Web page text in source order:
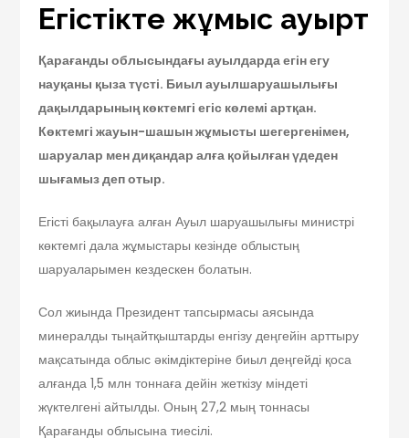
Егістікте жұмыс қауырт
Қарағанды облысындағы ауылдарда егін егу
науқаны қыза түсті. Биыл ауылшаруашылығы
дақылдарының көктемгі егіс көлемі артқан.
Көктемгі жауын-шашын жұмысты шегергенімен,
шаруалар мен диқандар алға қойылған үдеден
шығамыз деп отыр.
Егісті бақылауға алған Ауыл шаруашылығы министрі
көктемгі дала жұмыстары кезінде облыстың
шаруаларымен кездескен болатын.
Сол жиында Президент тапсырмасы аясында
минералды тыңайтқыштарды енгізу деңгейін арттыру
мақсатында облыс әкімдіктеріне биыл деңгейді қоса
алғанда 1,5 млн тоннаға дейін жеткізу міндеті
жүктелгені айтылды. Оның 27,2 мың тоннасы
Қарағанды облысына тиесілі.